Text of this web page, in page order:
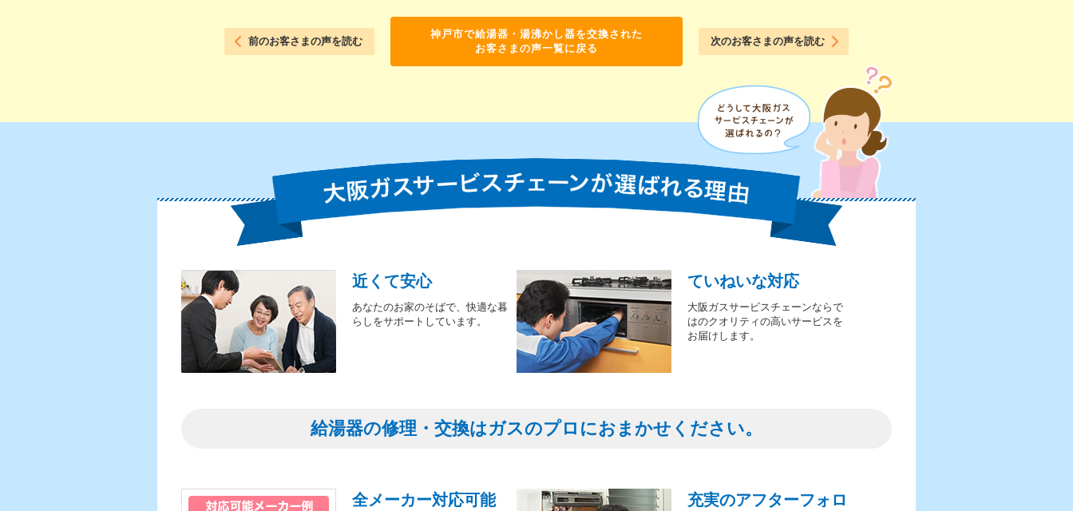
前のお客さまの声を読む
神戸市で給湯器・湯沸かし器を交換された
お客さまの声一覧に戻る
次のお客さまの声を読む
近くて安心
あなたのお家のそばで、快適な暮
らしをサポートしています。
ていねいな対応
大阪ガスサービスチェーンならで
はのクオリティの高いサービスを
お届けします。
給湯器の修理・交換はガスのプロにおまかせください。
全メーカー対応可能
充実のアフターフォロ